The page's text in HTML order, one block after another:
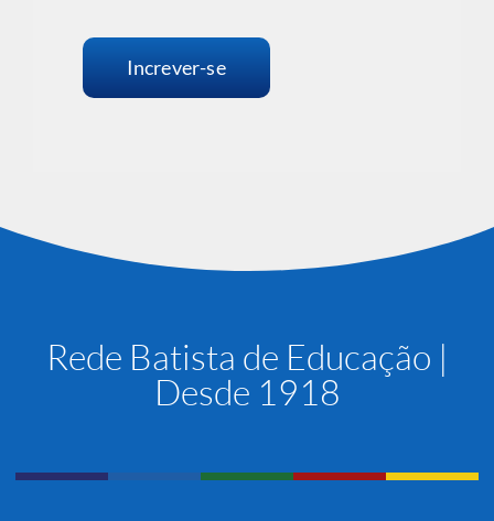
Increver-se
Rede Batista de Educação |
Desde 1918